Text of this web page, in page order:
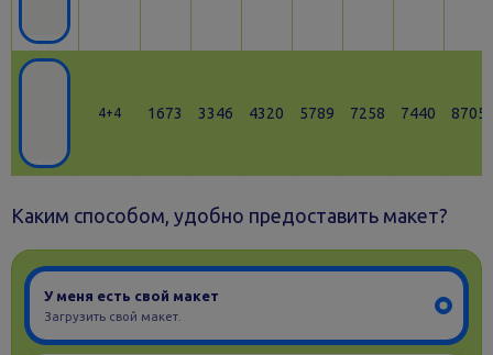
4+4 1673 3346 4320 5789 7258 7440 8705
Каким способом, удобно предоставить макет?
У меня есть свой макет
Загрузить свой макет.